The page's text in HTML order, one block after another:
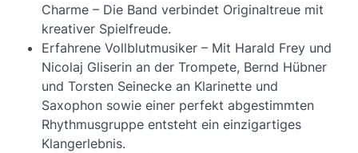
Charme – Die Band verbindet Originaltreue mit
kreativer Spielfreude.
Erfahrene Vollblutmusiker – Mit Harald Frey und
Nicolaj Gliserin an der Trompete, Bernd Hübner
und Torsten Seinecke an Klarinette und
Saxophon sowie einer perfekt abgestimmten
Rhythmusgruppe entsteht ein einzigartiges
Klangerlebnis.